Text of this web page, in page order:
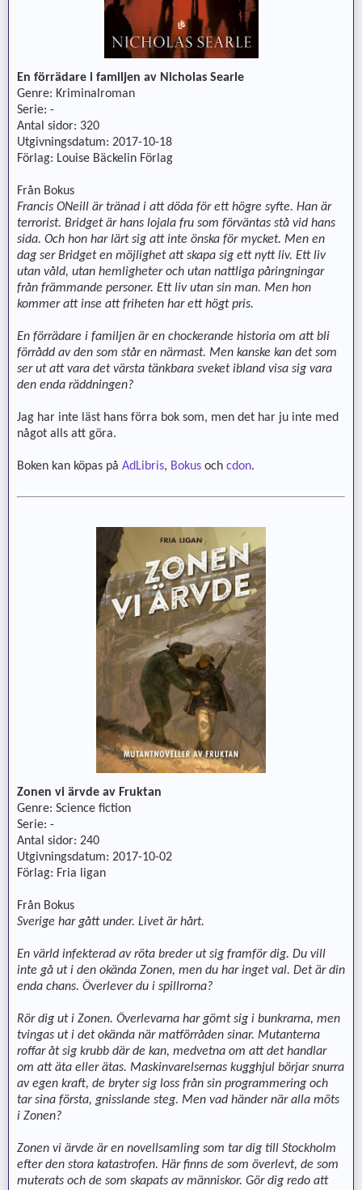
En förrädare i familjen av Nicholas Searle
Genre: Kriminalroman
Serie: -
Antal sidor: 320
Utgivningsdatum: 2017-10-18
Förlag: Louise Bäckelin Förlag
Från Bokus
Francis ONeill är tränad i att döda för ett högre syfte. Han är
terrorist. Bridget är hans lojala fru som förväntas stå vid hans
sida. Och hon har lärt sig att inte önska för mycket. Men en
dag ser Bridget en möjlighet att skapa sig ett nytt liv. Ett liv
utan våld, utan hemligheter och utan nattliga påringningar
från främmande personer. Ett liv utan sin man. Men hon
kommer att inse att friheten har ett högt pris.
En förrädare i familjen är en chockerande historia om att bli
förrådd av den som står en närmast. Men kanske kan det som
ser ut att vara det värsta tänkbara sveket ibland visa sig vara
den enda räddningen?
Jag har inte läst hans förra bok som, men det har ju inte med
något alls att göra.
Boken kan köpas på AdLibris, Bokus och cdon.
Zonen vi ärvde av Fruktan
Genre: Science fiction
Serie: -
Antal sidor: 240
Utgivningsdatum: 2017-10-02
Förlag: Fria ligan
Från Bokus
Sverige har gått under. Livet är hårt.
En värld infekterad av röta breder ut sig framför dig. Du vill
inte gå ut i den okända Zonen, men du har inget val. Det är din
enda chans. Överlever du i spillrorna?
Rör dig ut i Zonen. Överlevarna har gömt sig i bunkrarna, men
tvingas ut i det okända när matförråden sinar. Mutanterna
roffar åt sig krubb där de kan, medvetna om att det handlar
om att äta eller ätas. Maskinvarelsernas kugghjul börjar snurra
av egen kraft, de bryter sig loss från sin programmering och
tar sina första, gnisslande steg. Men vad händer när alla möts
i Zonen?
Zonen vi ärvde är en novellsamling som tar dig till Stockholm
efter den stora katastrofen. Här finns de som överlevt, de som
muterats och de som skapats av människor. Gör dig redo att